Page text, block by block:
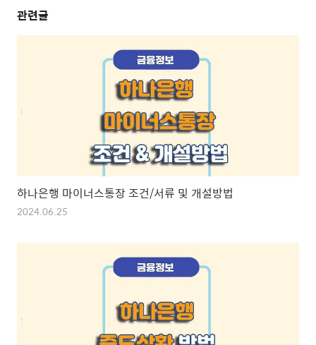
관련글
하나은행 마이너스통장 조건/서류 및 개설방법
2024.06.25